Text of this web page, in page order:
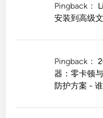
Pingback：
安装到高级
Pingback：
器：零卡顿
防护方案 -